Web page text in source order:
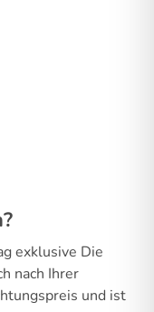
exklusive Die
nach Ihrer
und ist